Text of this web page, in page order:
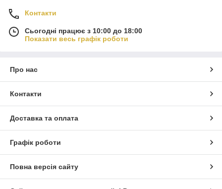
Контакти
Сьогодні працює з 10:00 до 18:00
Показати весь графік роботи
Про нас
Контакти
Доставка та оплата
Графік роботи
Повна версія сайту